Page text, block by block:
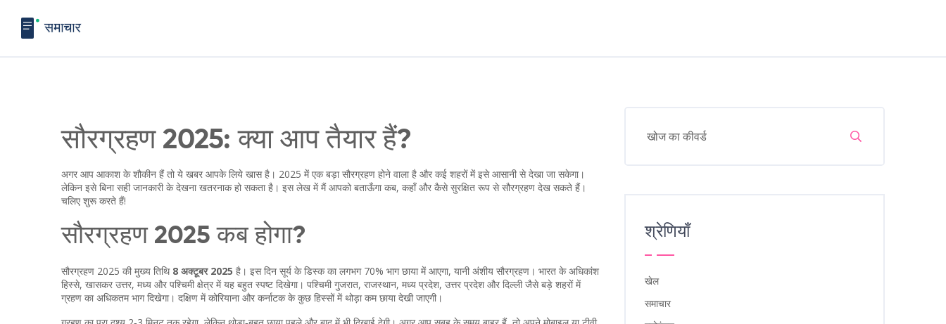
सौरग्रहण 2025: क्या आप तैयार हैं?
अगर आप आकाश के शौकीन हैं तो ये खबर आपके लिये खास है। 2025 में एक बड़ा सौरग्रहण होने वाला है और कई शहरों में इसे आसानी से देखा जा सकेगा।
लेकिन इसे बिना सही जानकारी के देखना खतरनाक हो सकता है। इस लेख में मैं आपको बताऊँगा कब, कहाँ और कैसे सुरक्षित रूप से सौरग्रहण देख सकते हैं।
चलिए शुरू करते हैं!
सौरग्रहण 2025 कब होगा?
सौरग्रहण 2025 की मुख्य तिथि 8 अक्टूबर 2025 है। इस दिन सूर्य के डिस्क का लगभग 70% भाग छाया में आएगा, यानी अंशीय सौरग्रहण। भारत के अधिकांश
हिस्से, खासकर उत्तर, मध्य और पश्चिमी क्षेत्र में यह बहुत स्पष्ट दिखेगा। पश्चिमी गुजरात, राजस्थान, मध्य प्रदेश, उत्तर प्रदेश और दिल्ली जैसे बड़े शहरों में
ग्रहण का अधिकतम भाग दिखेगा। दक्षिण में कोरियाना और कर्नाटक के कुछ हिस्सों में थोड़ा कम छाया देखी जाएगी।
श्रेणियाँ
खेल
समाचार